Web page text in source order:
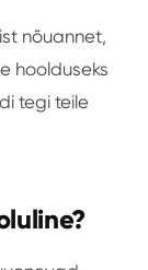
nõuannet,
hoolduseks
tegi teile